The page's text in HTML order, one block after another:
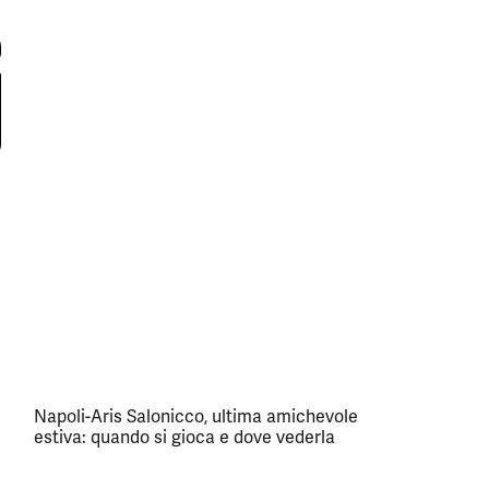
Napoli-Aris Salonicco, ultima amichevole
estiva: quando si gioca e dove vederla